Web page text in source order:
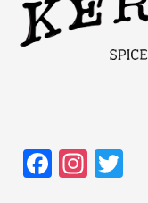
F
In